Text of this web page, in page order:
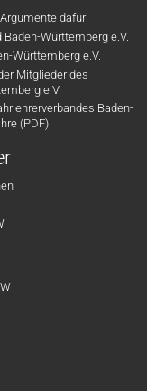
dafür
Württemberg e.V.
Württemberg e.V.
Mitglieder des
e.V.
Baden-
(PDF)